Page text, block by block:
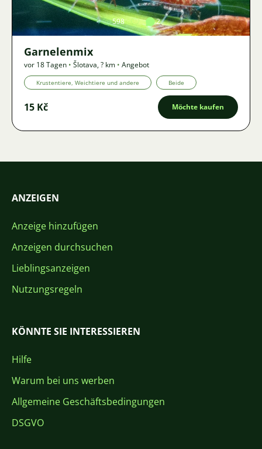
598 2
Garnelenmix
vor 18 Tagen • Šlotava,? km • Angebot
Krustentiere, Weichtiere und andere Beide
15 Kč Möchte kaufen
ANZEIGEN
Anzeige hinzufügen
Anzeigen durchsuchen
Lieblingsanzeigen
Nutzungsregeln
KÖNNTE SIE INTERESSIEREN
Hilfe
Warum bei uns werben
Allgemeine Geschäftsbedingungen
DSGVO